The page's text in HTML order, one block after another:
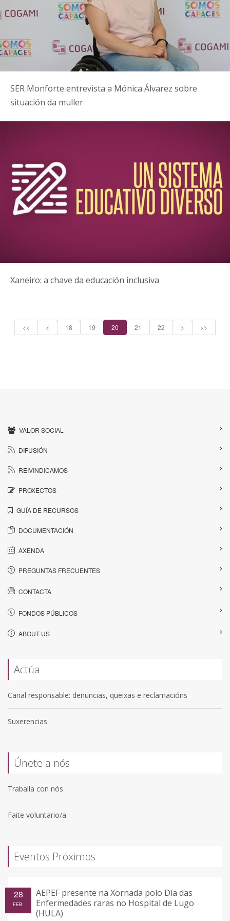
SER Monforte entrevista a Mónica Álvarez sobre
situación da muller
Xaneiro: a chave da educación inclusiva
<< < 18 19 20 21 22 > >>
VALOR SOCIAL
DIFUSIÓN
REIVINDICAMOS
PROXECTOS
GUÍA DE RECURSOS
DOCUMENTACIÓN
AXENDA
PREGUNTAS FRECUENTES
CONTACTA
FONDOS PÚBLICOS
ABOUT US
Actúa
Canal responsable: denuncias, queixas e reclamacións
Suxerencias
Únete a nós
Traballa con nós
Faite voluntario/a
Eventos Próximos
AEPEF presente na Xornada polo Día das
Enfermedades raras no Hospital de Lugo
(HULA)
28
FEB.